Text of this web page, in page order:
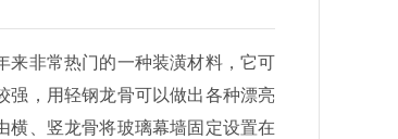
来非常热门的一种装潢材料，它可
强，用轻钢龙骨可以做出各种漂亮
横、竖龙骨将玻璃幕墙固定设置在